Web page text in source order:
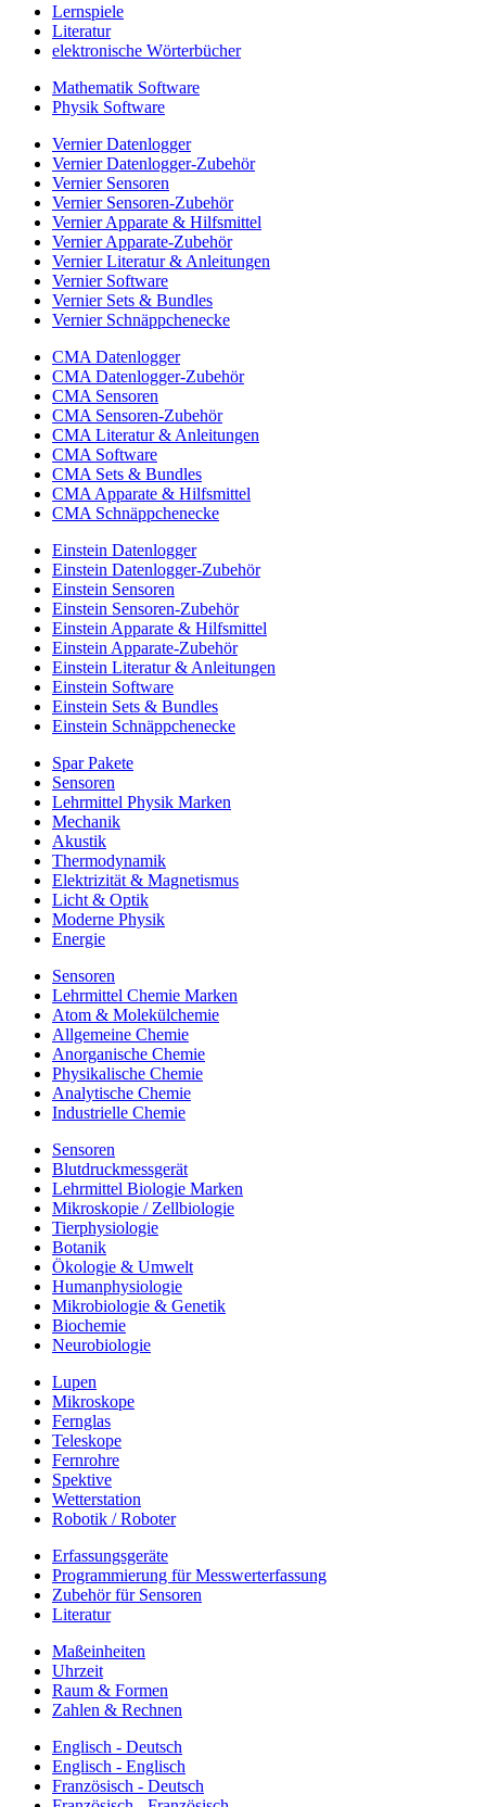
Lernspiele
Literatur
elektronische Wörterbücher
Mathematik Software
Physik Software
Vernier Datenlogger
Vernier Datenlogger-Zubehör
Vernier Sensoren
Vernier Sensoren-Zubehör
Vernier Apparate & Hilfsmittel
Vernier Apparate-Zubehör
Vernier Literatur & Anleitungen
Vernier Software
Vernier Sets & Bundles
Vernier Schnäppchenecke
CMA Datenlogger
CMA Datenlogger-Zubehör
CMA Sensoren
CMA Sensoren-Zubehör
CMA Literatur & Anleitungen
CMA Software
CMA Sets & Bundles
CMA Apparate & Hilfsmittel
CMA Schnäppchenecke
Einstein Datenlogger
Einstein Datenlogger-Zubehör
Einstein Sensoren
Einstein Sensoren-Zubehör
Einstein Apparate & Hilfsmittel
Einstein Apparate-Zubehör
Einstein Literatur & Anleitungen
Einstein Software
Einstein Sets & Bundles
Einstein Schnäppchenecke
Spar Pakete
Sensoren
Lehrmittel Physik Marken
Mechanik
Akustik
Thermodynamik
Elektrizität & Magnetismus
Licht & Optik
Moderne Physik
Energie
Sensoren
Lehrmittel Chemie Marken
Atom & Molekülchemie
Allgemeine Chemie
Anorganische Chemie
Physikalische Chemie
Analytische Chemie
Industrielle Chemie
Sensoren
Blutdruckmessgerät
Lehrmittel Biologie Marken
Mikroskopie / Zellbiologie
Tierphysiologie
Botanik
Ökologie & Umwelt
Humanphysiologie
Mikrobiologie & Genetik
Biochemie
Neurobiologie
Lupen
Mikroskope
Fernglas
Teleskope
Fernrohre
Spektive
Wetterstation
Robotik / Roboter
Erfassungsgeräte
Programmierung für Messwerterfassung
Zubehör für Sensoren
Literatur
Maßeinheiten
Uhrzeit
Raum & Formen
Zahlen & Rechnen
Englisch - Deutsch
Englisch - Englisch
Französisch - Deutsch